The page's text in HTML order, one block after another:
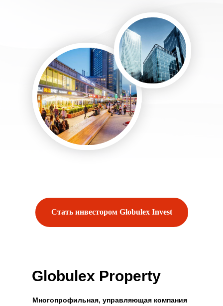
Стать инвестором Globulex Invest
Globulex Property
Многопрофильная, управляющая компания